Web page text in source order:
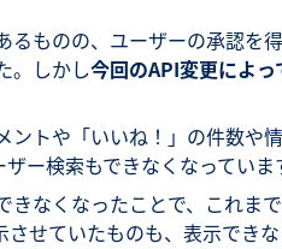
るものの、ユーザーの承認を
。しかし今回のAPI変更によ
ントや「いいね！」の件数や
ー検索もできなくなっていま
きなくなったことで、これま
せていたものも、表示できな